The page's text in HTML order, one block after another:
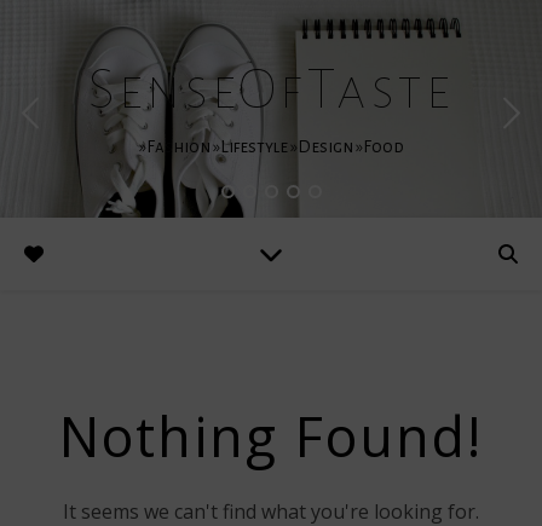
SenseOfTaste
»Fashion »Lifestyle »Design »Food
Nothing Found!
It seems we can't find what you're looking for.